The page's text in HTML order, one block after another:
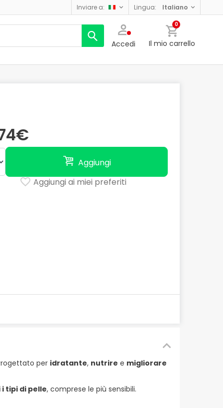
inviare a: lingua: italiano
Accedi
0
Il mio carrello
Aggiungi
Aggiungi ai miei preferiti
per idratante, nutrire e migliorare
tipi di pelle, comprese le più sensibili.